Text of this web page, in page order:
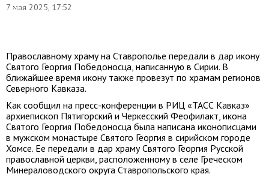
7 мая 2025, 17:52
Иван
Православному храму на Ставрополье передали в дар икону
Святого Георгия Победоносца, написанную в Сирии. В
ближайшее время икону также провезут по храмам регионов
Северного Кавказа.
Как сообщил на пресс-конференции в РИЦ «ТАСС Кавказ»
архиепископ Пятигорский и Черкесский Феофилакт, икона
Святого Георгия Победоносца была написана иконописцами
в мужском монастыре Святого Георгия в сирийском городе
Хомсе. Ее передали в дар храму Святого Георгия Русской
православной церкви, расположенному в селе Греческом
Минераловодского округа Ставропольского края.